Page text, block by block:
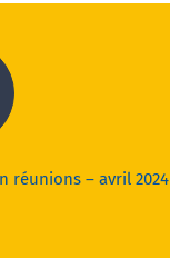
réunions – avril 2024